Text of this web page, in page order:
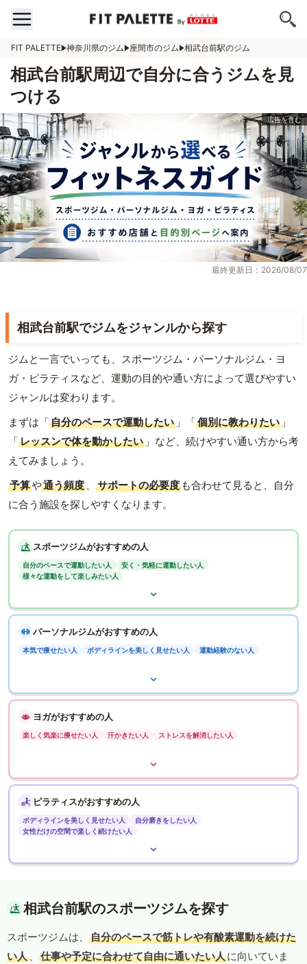
FIT PALETTE 神奈川県のジム 座間市のジム 相武台前駅のジム
相武台前駅周辺で自分に合うジムを見
つける
最終更新日：2026/08/07
相武台前駅でジムをジャンルから探す
ジムと一言でいっても、スポーツジム・パーソナルジム・ヨ
ガ・ピラティスなど、運動の目的や通い方によって選びやすい
ジャンルは変わります。
まずは「自分のペースで運動したい 」「個別に教わりたい 」
「レッスンで体を動かしたい 」など、続けやすい通い方から考
えてみましょう。
予算や通う頻度 、 サポートの必要度 も合わせて見ると、自分
に合う施設を探しやすくなります。
スポーツジムがおすすめの人
自分のペースで運動したい人
安く・気軽に運動したい人
様々な運動をして楽しみたい人
パーソナルジムがおすすめの人
本気で痩せたい人 ボディラインを美しく見せたい人 運動経験のない人
ヨガがおすすめの人
楽しく気楽に痩せたい人 汗かきたい人 ストレスを解消したい人
ピラティスがおすすめの人
ボディラインを美しく見せたい人
自分磨きをしたい人
女性だけの空間で楽しく続けたい人
相武台前駅のスポーツジムを探す
スポーツジムは、
自分のペースで筋トレや有酸素運動を続けた
い人 、 仕事や予定に合わせて自由に通いたい人に向いていま